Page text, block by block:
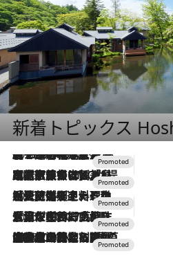
新着トピックス
2026.8.7
【トンボの足水浴】ヒノキの香りに包まれて涼感マックス！約13℃の湧水かけ流しを避暑地「星野温泉 トンボの湯」で体験
2026.7.31
【ホテル帰省】という選択肢をOMOが提案。家族とほどよい距離を保つには「昼は実家、夜は気兼ねなくホテルで！」
2026.7.24
【夏限定ディナーコース】旬を迎える稚鮎や花ズッキーニなどをイタリア・トスカーナの郷土料理の手法で満喫！
2026.7.17
「土佐和ハーブかき氷」がOMO7高知に登場！生姜、山椒、大葉など目にも舌にも涼を呼ぶ郷土の味
2026.7.10
NEW OPEN！【界 草津】名湯の地に誕生。趣の異なる2種の温泉と上州ならではの会席・蕎麦割烹など美食を味わう究極の癒やし旅